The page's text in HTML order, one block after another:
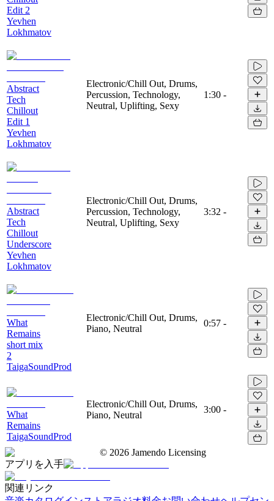
Edit 2
Yevhen
Lokhmatov
Abstract
Tech
Chillout
Edit 1
Yevhen
Lokhmatov
Electronic/Chill Out, Drums,
Percussion, Technology,
Neutral, Uplifting, Sexy
1:30 -
Abstract
Tech
Chillout
Underscore
Yevhen
Lokhmatov
Electronic/Chill Out, Drums,
Percussion, Technology,
Neutral, Uplifting, Sexy
3:32 -
What
Remains
short mix
2
TaigaSoundProd
Electronic/Chill Out, Drums,
Piano, Neutral
0:57 -
What
Remains
TaigaSoundProd
Electronic/Chill Out, Drums,
Piano, Neutral
3:00 -
© 2026 Jamendo Licensing
アプリを入手
関連リンク